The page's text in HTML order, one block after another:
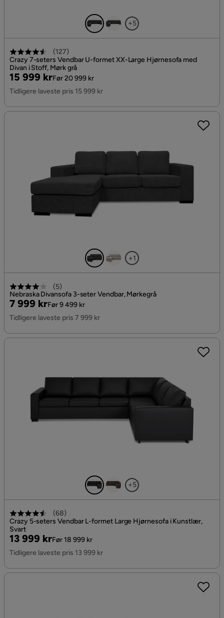
+5
(127)
Crazy 7-seters Vendbar U-formet XX-Large Hjørnesofa med
Divan i Stoff, Mørk grå
Pris
15 999 kr
Original
Pris
Før 20 999 kr
Tidligere laveste pris 15 999 kr
+1
(5)
Nebraska Divansofa 3-seter Vendbar, Mørkegrå
Pris
7 999 kr
Original
Pris
Før 9 499 kr
Tidligere laveste pris 7 999 kr
+5
(68)
Crazy 5-seters Vendbar L-formet Large Hjørnesofa i Kunstlær,
Svart
Pris
13 999 kr
Original
Pris
Før 18 999 kr
Tidligere laveste pris 13 999 kr